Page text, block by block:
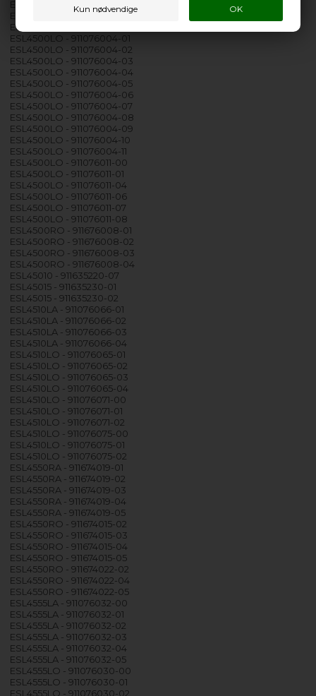
ESL44500R - 911675001-03
ESL44500R - 911675001-04
ESL4500LO - 911076004-00
ESL4500LO - 911076004-01
ESL4500LO - 911076004-02
ESL4500LO - 911076004-03
ESL4500LO - 911076004-04
ESL4500LO - 911076004-05
ESL4500LO - 911076004-06
ESL4500LO - 911076004-07
ESL4500LO - 911076004-08
ESL4500LO - 911076004-09
ESL4500LO - 911076004-10
ESL4500LO - 911076004-11
ESL4500LO - 911076011-00
ESL4500LO - 911076011-01
ESL4500LO - 911076011-04
ESL4500LO - 911076011-06
ESL4500LO - 911076011-07
ESL4500LO - 911076011-08
ESL4500RO - 911676008-01
ESL4500RO - 911676008-02
ESL4500RO - 911676008-03
ESL4500RO - 911676008-04
ESL45010 - 911635220-07
ESL45015 - 911635230-01
ESL45015 - 911635230-02
ESL4510LA - 911076066-01
ESL4510LA - 911076066-02
ESL4510LA - 911076066-03
ESL4510LA - 911076066-04
ESL4510LO - 911076065-01
ESL4510LO - 911076065-02
ESL4510LO - 911076065-03
ESL4510LO - 911076065-04
ESL4510LO - 911076071-00
ESL4510LO - 911076071-01
ESL4510LO - 911076071-02
ESL4510LO - 911076075-00
ESL4510LO - 911076075-01
ESL4510LO - 911076075-02
ESL4550RA - 911674019-01
ESL4550RA - 911674019-02
ESL4550RA - 911674019-03
ESL4550RA - 911674019-04
ESL4550RA - 911674019-05
ESL4550RO - 911674015-02
ESL4550RO - 911674015-03
ESL4550RO - 911674015-04
ESL4550RO - 911674015-05
ESL4550RO - 911674022-02
ESL4550RO - 911674022-04
ESL4550RO - 911674022-05
ESL4555LA - 911076032-00
ESL4555LA - 911076032-01
ESL4555LA - 911076032-02
ESL4555LA - 911076032-03
ESL4555LA - 911076032-04
ESL4555LA - 911076032-05
ESL4555LO - 911076030-00
ESL4555LO - 911076030-01
ESL4555LO - 911076030-02